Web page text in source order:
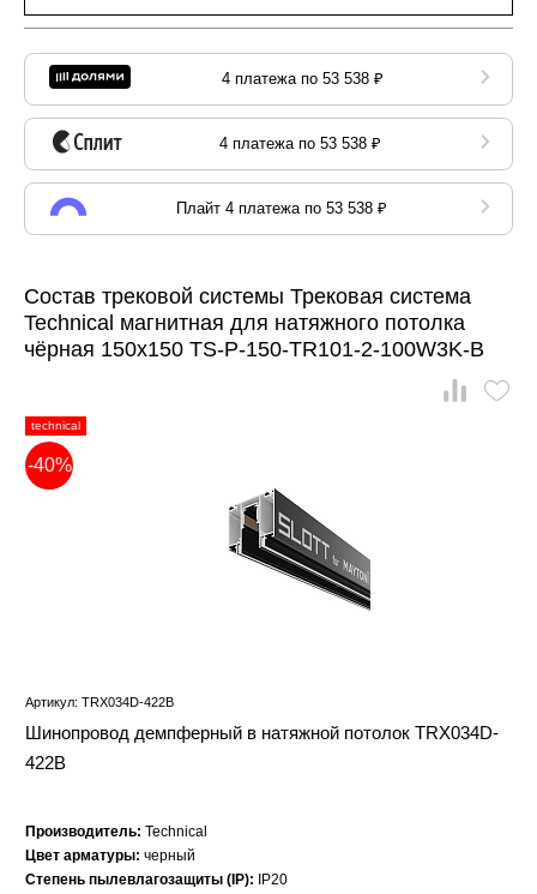
4 платежа по 53 538 ₽
4 платежа по 53 538 ₽
Плайт 4 платежа по 53 538 ₽
Состав трековой системы Трековая система
Technical магнитная для натяжного потолка
чёрная 150x150 TS-P-150-TR101-2-100W3K-B
technical
-40%
Артикул: TRX034D-422B
Шинопровод демпферный в натяжной потолок TRX034D-
422B
Производитель: Technical
Цвет арматуры: черный
Степень пылевлагозащиты (IP):
IP20